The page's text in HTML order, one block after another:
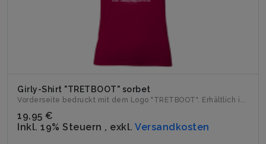
Girly-Shirt "TRETBOOT" sorbet
Vorderseite bedruckt mit dem Logo "TRETBOOT". Erhältlich i...
19,95 €
Inkl. 19% Steuern , exkl. Versandkosten